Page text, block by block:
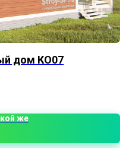
дом КО07
же